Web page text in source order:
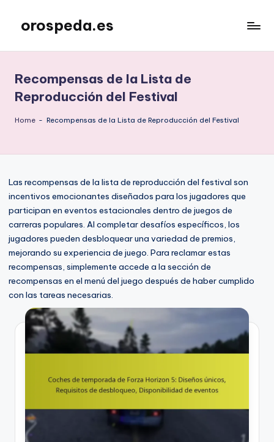
content
orospeda.es
Recompensas de la Lista de
Reproducción del Festival
Home - Recompensas de la Lista de Reproducción del Festival
Las recompensas de la lista de reproducción del festival son
incentivos emocionantes diseñados para los jugadores que
participan en eventos estacionales dentro de juegos de
carreras populares. Al completar desafíos específicos, los
jugadores pueden desbloquear una variedad de premios,
mejorando su experiencia de juego. Para reclamar estas
recompensas, simplemente accede a la sección de
recompensas en el menú del juego después de haber cumplido
con las tareas necesarias.